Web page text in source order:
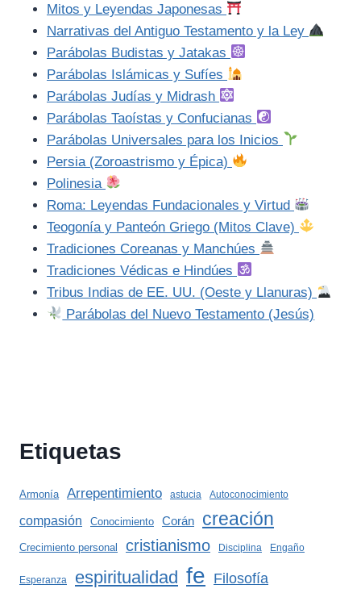
Mitos y Leyendas Japonesas
Narrativas del Antiguo Testamento y la Ley
Parábolas Budistas y Jatakas
Parábolas Islámicas y Sufíes
Parábolas Judías y Midrash
Parábolas Taoístas y Confucianas
Parábolas Universales para los Inicios
Persia (Zoroastrismo y Épica)
Polinesia
Roma: Leyendas Fundacionales y Virtud
Teogonía y Panteón Griego (Mitos Clave)
Tradiciones Coreanas y Manchúes
Tradiciones Védicas e Hindúes
Tribus Indias de EE. UU. (Oeste y Llanuras)
Parábolas del Nuevo Testamento (Jesús)
Etiquetas
Armonía Arrepentimiento astucia Autoconocimiento
compasión Conocimiento Corán creación
Crecimiento personal cristianismo Disciplina Engaño
Esperanza espiritualidad fe Filosofía